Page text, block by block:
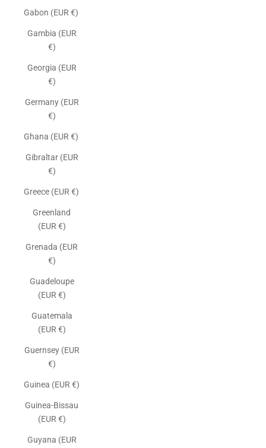
Gabon (EUR €)
Gambia (EUR
€)
Georgia (EUR
€)
Germany (EUR
€)
Ghana (EUR €)
Gibraltar (EUR
€)
Greece (EUR €)
Greenland
(EUR €)
Grenada (EUR
€)
Guadeloupe
(EUR €)
Guatemala
(EUR €)
Guernsey (EUR
€)
Guinea (EUR €)
Guinea-Bissau
(EUR €)
Guyana (EUR